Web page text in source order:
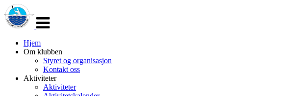
navigasjon
Hjem
Om klubben
Styret og organisasjon
Kontakt oss
Aktiviteter
Aktiviteter